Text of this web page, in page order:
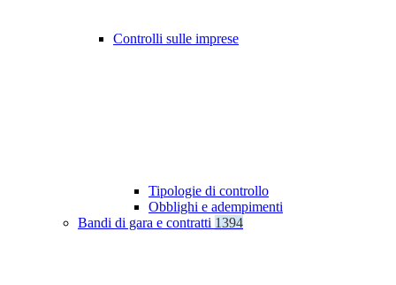
Controlli sulle imprese
Tipologie di controllo
Obblighi e adempimenti
Bandi di gara e contratti 1394